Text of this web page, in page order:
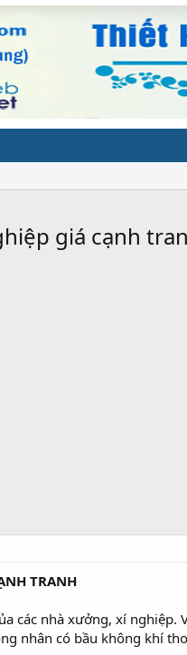
giá cạnh
TRANH
các nhà xưởng, xí nghiệp.
nhân có bầu không khí